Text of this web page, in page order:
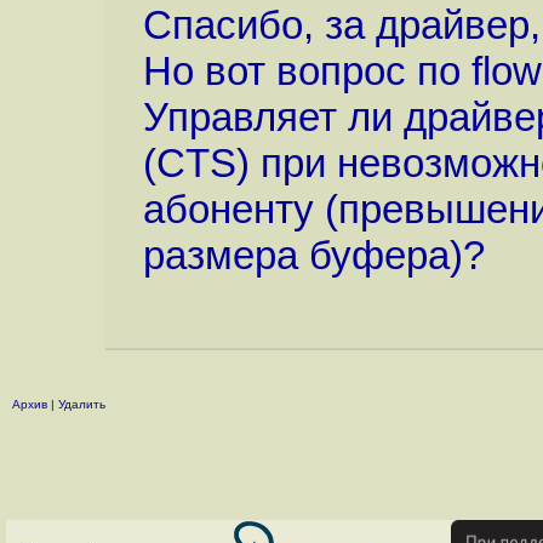
Спасибо, за
Но вот вопрос по
Управляет ли
(CTS) при
абоненту
размера буфера)?
Архив | Удалить